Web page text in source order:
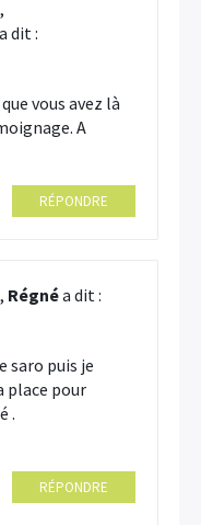
a dit :
vous avez là
A
RÉPONDRE
Régnéa dit :
saro puis je
place pour
.
RÉPONDRE